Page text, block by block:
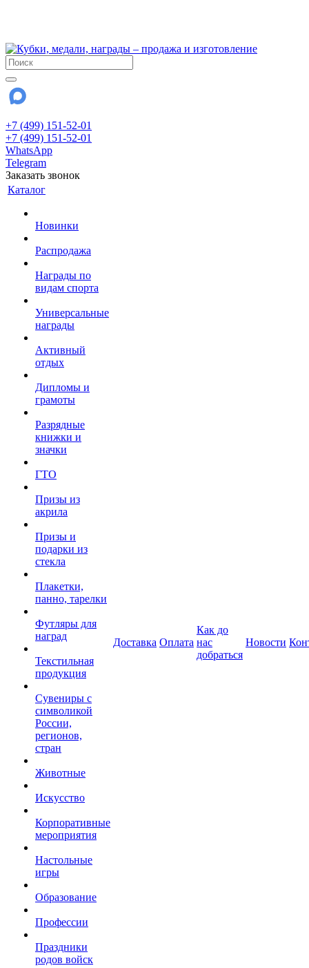
+7 (499) 151-52-01
+7 (499) 151-52-01
WhatsApp
Telegram
Заказать звонок
Каталог
Новинки
Распродажа
Награды по
видам спорта
Универсальные
награды
Активный
отдых
Дипломы и
грамоты
Разрядные
книжки и
значки
ГТО
Призы из
акрила
Призы и
подарки из
стекла
Плакетки,
панно, тарелки
Футляры для
наград
Текстильная
продукция
Сувениры с
символикой
России,
регионов,
стран
Животные
Искусство
Корпоративные
мероприятия
Настольные
игры
Образование
Профессии
Праздники
родов войск
Доставка Оплата
Как до
нас
добраться
Новости